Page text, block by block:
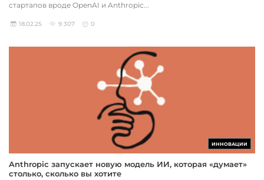
стартапов вроде OpenAI и Anthropic...
18.02.25 9 307 0
ИННОВАЦИИ
Anthropic запускает новую модель ИИ, которая «думает»
столько, сколько вы хотите